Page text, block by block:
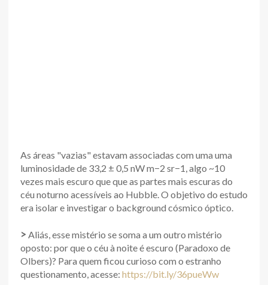
As áreas "vazias" estavam associadas com uma uma
luminosidade de 33,2 ± 0,5 nW m−2 sr−1, algo ~10
vezes mais escuro que que as partes mais escuras do
céu noturno acessíveis ao Hubble. O objetivo do estudo
era isolar e investigar o background cósmico óptico.
> Aliás, esse mistério se soma a um outro mistério
oposto: por que o céu à noite é escuro (Paradoxo de
Olbers)? Para quem ficou curioso com o estranho
questionamento, acesse: https://bit.ly/36pueWw